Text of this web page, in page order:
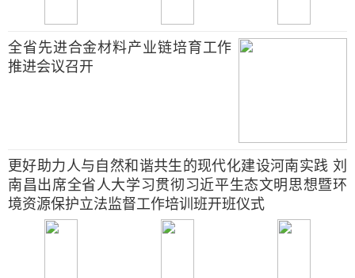
全省先进合金材料产业链培育工作
推进会议召开
更好助力人与自然和谐共生的现代化建设河南实践 刘
南昌出席全省人大学习贯彻习近平生态文明思想暨环
境资源保护立法监督工作培训班开班仪式